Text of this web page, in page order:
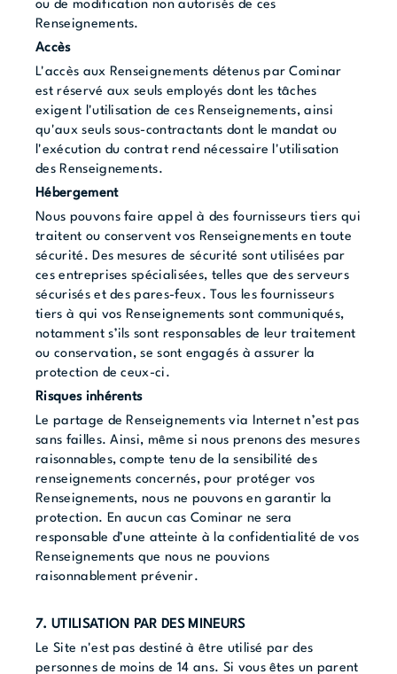
ou de modification non autorisés de ces
Renseignements.
Accès
L'accès aux Renseignements détenus par Cominar
est réservé aux seuls employés dont les tâches
exigent l'utilisation de ces Renseignements, ainsi
qu'aux seuls sous-contractants dont le mandat ou
l'exécution du contrat rend nécessaire l'utilisation
des Renseignements.
Hébergement
Nous pouvons faire appel à des fournisseurs tiers qui
traitent ou conservent vos Renseignements en toute
sécurité. Des mesures de sécurité sont utilisées par
ces entreprises spécialisées, telles que des serveurs
sécurisés et des pares-feux. Tous les fournisseurs
tiers à qui vos Renseignements sont communiqués,
notamment s’ils sont responsables de leur traitement
ou conservation, se sont engagés à assurer la
protection de ceux-ci.
Risques inhérents
Le partage de Renseignements via Internet n’est pas
sans failles. Ainsi, même si nous prenons des mesures
raisonnables, compte tenu de la sensibilité des
renseignements concernés, pour protéger vos
Renseignements, nous ne pouvons en garantir la
protection. En aucun cas Cominar ne sera
responsable d’une atteinte à la confidentialité de vos
Renseignements que nous ne pouvions
raisonnablement prévenir.
7. UTILISATION PAR DES MINEURS
Le Site n'est pas destiné à être utilisé par des
personnes de moins de 14 ans. Si vous êtes un parent